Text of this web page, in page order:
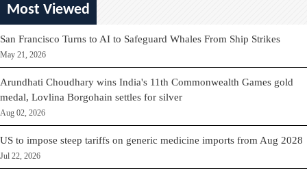
Most Viewed
San Francisco Turns to AI to Safeguard Whales From Ship Strikes
May 21, 2026
Arundhati Choudhary wins India's 11th Commonwealth Games gold
medal, Lovlina Borgohain settles for silver
Aug 02, 2026
US to impose steep tariffs on generic medicine imports from Aug 2028
Jul 22, 2026